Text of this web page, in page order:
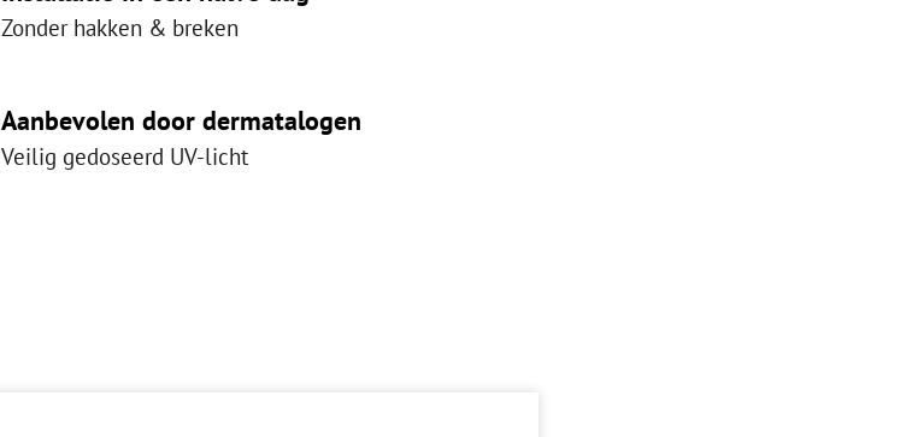
Zonder hakken & breken
Aanbevolen door dermatalogen
Veilig gedoseerd UV-licht